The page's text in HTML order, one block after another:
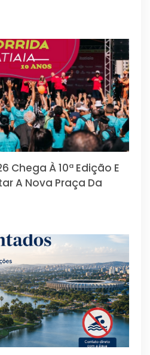
Chega À 10ª Edição E
A Nova Praça Da